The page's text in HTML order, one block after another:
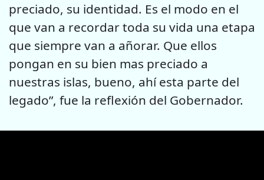
preciado, su identidad. Es el modo en el
que van a recordar toda su vida una etapa
que siempre van a añorar. Que ellos
pongan en su bien mas preciado a
nuestras islas, bueno, ahí esta parte del
legado”, fue la reflexión del Gobernador.